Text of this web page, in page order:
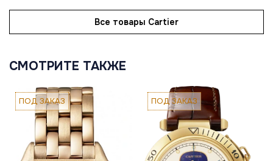
Все товары Cartier
СМОТРИТЕ ТАКЖЕ
ПОД ЗАКАЗ ПОД ЗАКАЗ